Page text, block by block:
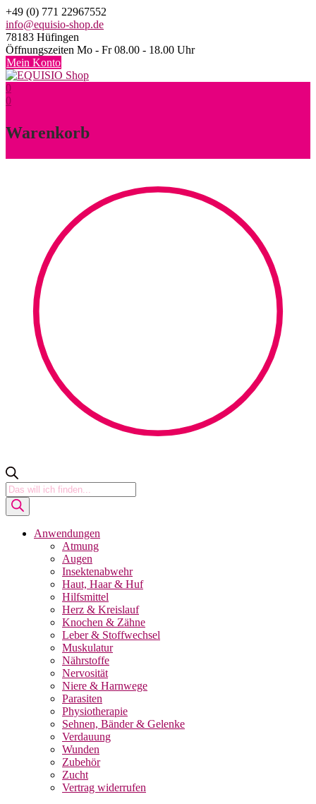
Skip
to
content
+49 (0) 771 22967552
info@equisio-shop.de
78183 Hüfingen
Öffnungszeiten Mo - Fr 08.00 - 18.00 Uhr
Mein Konto
0
0
Warenkorb
Products
search
Anwendungen
Atmung
Augen
Insektenabwehr
Haut, Haar & Huf
Hilfsmittel
Herz & Kreislauf
Knochen & Zähne
Leber & Stoffwechsel
Muskulatur
Nährstoffe
Nervosität
Niere & Harnwege
Parasiten
Physiotherapie
Sehnen, Bänder & Gelenke
Verdauung
Wunden
Zubehör
Zucht
Vertrag widerrufen